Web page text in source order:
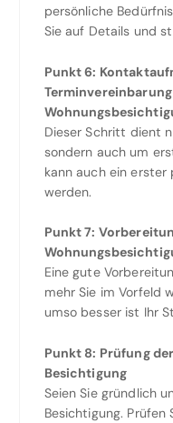
persönliche
Sie auf Details und
Punkt 6:
Dieser Schritt dient
sondern auch um
kann auch ein erster
werden.
Punkt 7:
Eine gute
mehr Sie im Vorfeld
umso besser ist Ihr
Punkt 8: Prüfung
Besichtigung
Seien Sie gründlich
Besichtigung. Prüfen